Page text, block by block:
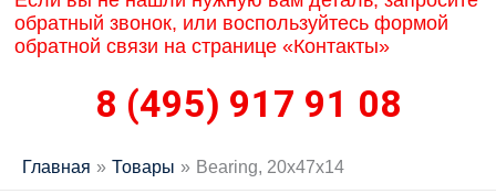
обратный звонок, или воспользуйтесь формой
обратной связи на странице «Контакты»
8 (495) 917 91 08
Главная Товары Bearing, 20x47x14